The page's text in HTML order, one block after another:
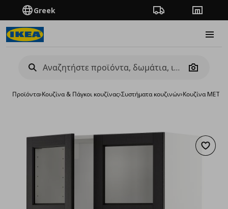
Greek Πορεία παραγγελίας
Camera
Προϊόντα›Κουζίνα & Πάγκοι κουζίνας›Συστήματα κουζινών›Κουζίνα